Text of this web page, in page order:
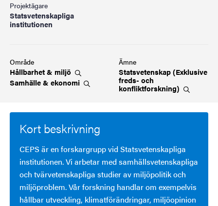
Projektägare
Statsvetenskapliga
institutionen
Område
Hållbarhet & miljö
Samhälle & ekonomi
Ämne
Statsvetenskap (Exklusive
freds- och
konfliktforskning)
Kort beskrivning
CEPS är en forskargrupp vid Statsvetenskapliga
institutionen. Vi arbetar med samhällsvetenskapliga
och tvärvetenskapliga studier av miljöpolitik och
miljöproblem. Vår forskning handlar om exempelvis
hållbar utveckling, klimatförändringar, miljöopinion